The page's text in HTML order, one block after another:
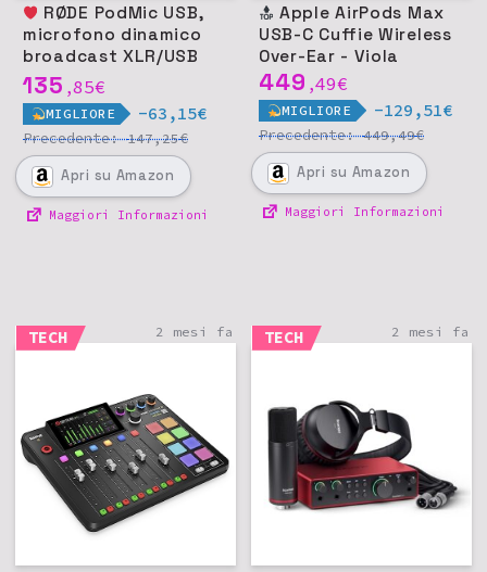
microfono dinamico
broadcast XLR/USB
per podcast e
streaming - Nero
135 ,85€
MIGLIORE -63,15€
Precedente:147,25€
Apri su Amazon
Maggiori Informazioni
Apple AirPods Max
USB-C Cuffie Wireless
Over-Ear - Viola
449 ,49€
MIGLIORE -129,51€
Precedente:449,49€
Apri su Amazon
Maggiori Informazioni
TECH 2 mesi fa TECH 2 mesi fa